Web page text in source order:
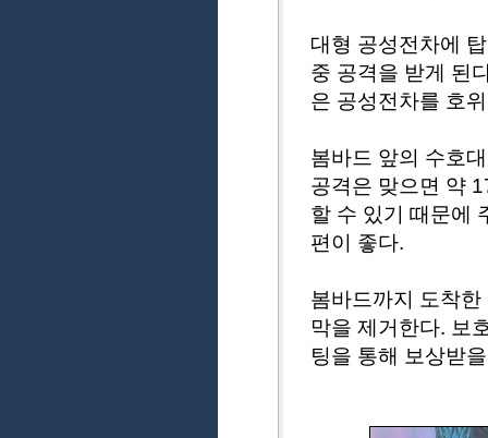
대형 공성전차에
중 공격을 받게 된
은 공성전차를 호
봄바드 앞의 수호
공격은 맞으면 약
할 수 있기 때문에
편이 좋다.
봄바드까지 도착
막을 제거한다. 보
팅을 통해 보상받